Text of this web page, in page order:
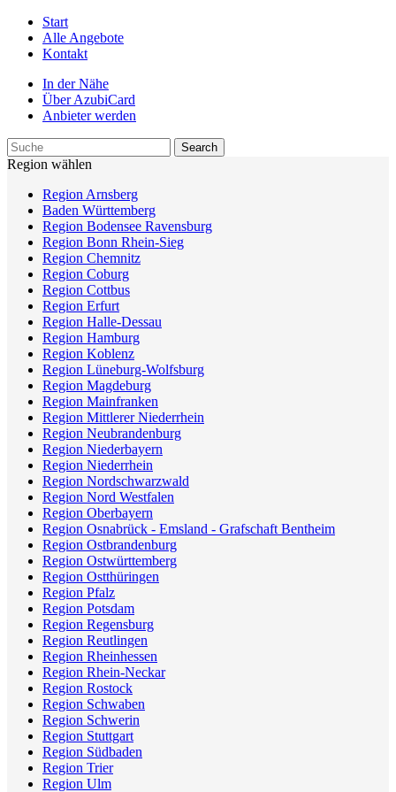
Start
Alle Angebote
Kontakt
In der Nähe
Über AzubiCard
Anbieter werden
Region wählen
Region Arnsberg
Baden Württemberg
Region Bodensee Ravensburg
Region Bonn Rhein-Sieg
Region Chemnitz
Region Coburg
Region Cottbus
Region Erfurt
Region Halle-Dessau
Region Hamburg
Region Koblenz
Region Lüneburg-Wolfsburg
Region Magdeburg
Region Mainfranken
Region Mittlerer Niederrhein
Region Neubrandenburg
Region Niederbayern
Region Niederrhein
Region Nordschwarzwald
Region Nord Westfalen
Region Oberbayern
Region Osnabrück - Emsland - Grafschaft Bentheim
Region Ostbrandenburg
Region Ostwürttemberg
Region Ostthüringen
Region Pfalz
Region Potsdam
Region Regensburg
Region Reutlingen
Region Rheinhessen
Region Rhein-Neckar
Region Rostock
Region Schwaben
Region Schwerin
Region Stuttgart
Region Südbaden
Region Trier
Region Ulm